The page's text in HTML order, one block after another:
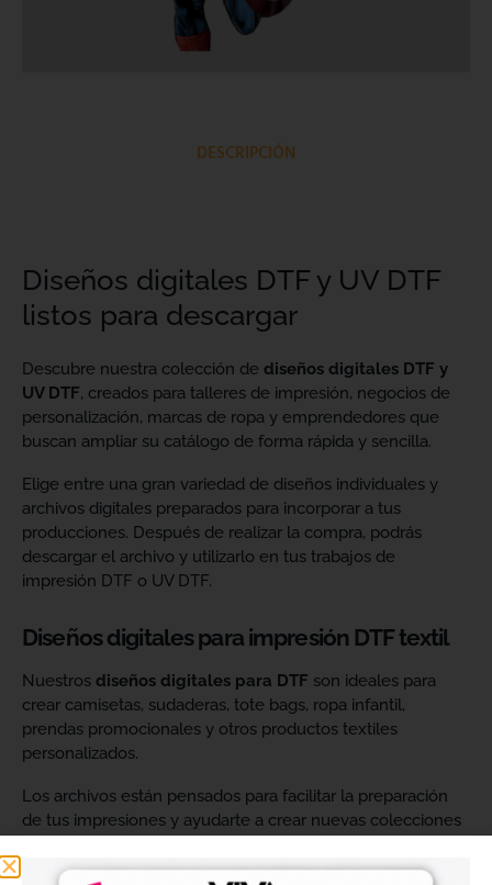
DESCRIPCIÓN
Diseños digitales DTF y UV DTF
listos para descargar
Descubre nuestra colección de diseños digitales DTF y
UV DTF, creados para talleres de impresión, negocios de
personalización, marcas de ropa y emprendedores que
buscan ampliar su catálogo de forma rápida y sencilla.
Elige entre una gran variedad de diseños individuales y
archivos digitales preparados para incorporar a tus
producciones. Después de realizar la compra, podrás
descargar el archivo y utilizarlo en tus trabajos de
impresión DTF o UV DTF.
Diseños digitales para impresión DTF textil
Nuestros diseños digitales para DTF son ideales para
crear camisetas, sudaderas, tote bags, ropa infantil,
prendas promocionales y otros productos textiles
personalizados.
Los archivos están pensados para facilitar la preparación
de tus impresiones y ayudarte a crear nuevas colecciones
tendrás que adaptar el tamaño a tus necesidades, preparar